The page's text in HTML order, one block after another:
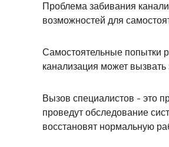
Проблема забивания
возможностей для
Самостоятельные попытки
канализация может
Вызов специалистов - это
проведут обследование
восстановят нормальную